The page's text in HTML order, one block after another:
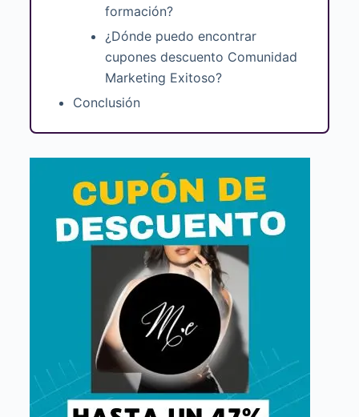
formación?
¿Dónde puedo encontrar
cupones descuento Comunidad
Marketing Exitoso?
Conclusión